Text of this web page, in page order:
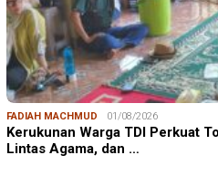
FADIAH MACHMUD 01/08/2026
Kerukunan Warga TDI Perkuat
Lintas Agama, dan …